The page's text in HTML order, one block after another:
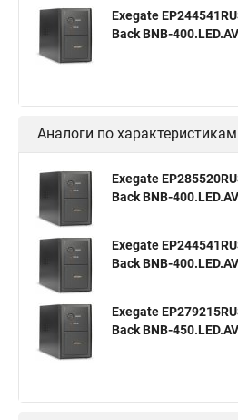
Exegate
Back BNB-
Аналоги по характеристикам
Exegate
Back BNB-
Exegate
Back BNB-
Exegate
Back BNB-